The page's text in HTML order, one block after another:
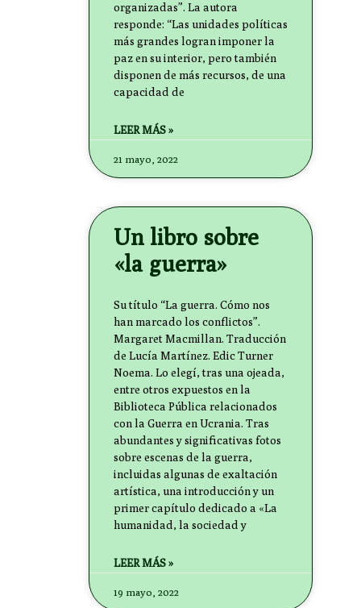
organizadas”. La autora
responde: “Las unidades políticas
más grandes logran imponer la
paz en su interior, pero también
disponen de más recursos, de una
capacidad de
LEER MÁS »
21 mayo, 2022
Un libro sobre
«la guerra»
Su título “La guerra. Cómo nos
han marcado los conflictos”.
Margaret Macmillan. Traducción
de Lucía Martínez. Edic Turner
Noema. Lo elegí, tras una ojeada,
entre otros expuestos en la
Biblioteca Pública relacionados
con la Guerra en Ucrania. Tras
abundantes y significativas fotos
sobre escenas de la guerra,
incluidas algunas de exaltación
artística, una introducción y un
primer capítulo dedicado a «La
humanidad, la sociedad y
LEER MÁS »
19 mayo, 2022